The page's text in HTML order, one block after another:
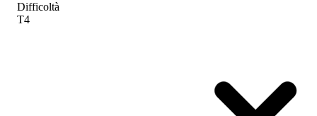
Difficoltà
T4